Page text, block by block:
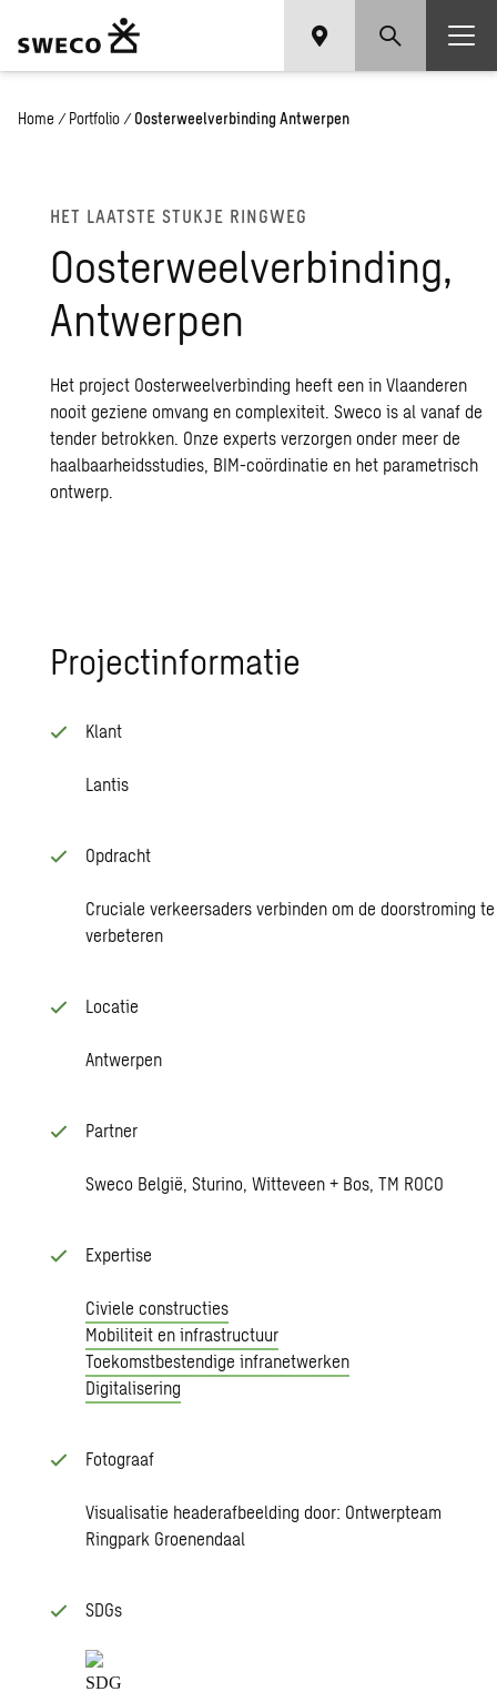
Home / Portfolio / Oosterweelverbinding Antwerpen
HET LAAT­STE STUK­JE RING­WEG
Oos­ter­weel­ver­bin­ding,
Ant­wer­pen
Het project Oosterweelverbinding heeft een in Vlaanderen
nooit geziene omvang en complexiteit. Sweco is al vanaf de
tender betrokken. Onze experts verzorgen onder meer de
haalbaarheidsstudies, BIM-coördinatie en het parametrisch
ontwerp.
Pro­ject­in­for­ma­tie
Klant
Lantis
Opdracht
Cruciale verkeersaders verbinden om de doorstroming te
verbeteren
Locatie
Antwerpen
Partner
Sweco België, Sturino, Witteveen + Bos, TM ROCO
Expertise
Civiele constructies
Mobiliteit en infrastructuur
Toekomstbestendige infranetwerken
Digitalisering
Fotograaf
Visualisatie headerafbeelding door: Ontwerpteam
Ringpark Groenendaal
SDGs